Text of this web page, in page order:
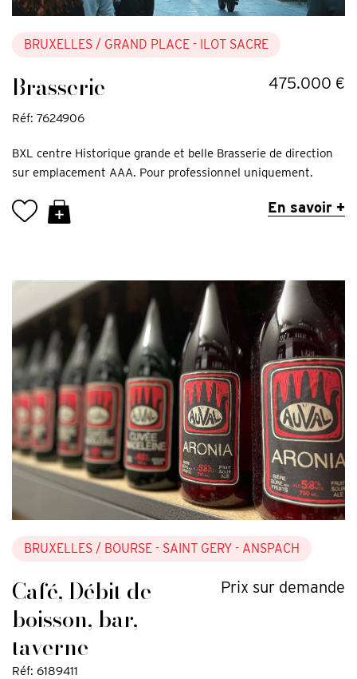
BRUXELLES / GRAND PLACE - ILOT SACRE
Brasserie 475.000 €
Réf: 7624906
BXL centre Historique grande et belle Brasserie de direction
sur emplacement AAA. Pour professionnel uniquement.
En savoir +
BRUXELLES / BOURSE - SAINT GERY - ANSPACH
Café, Débit de
boisson, bar,
taverne
Prix sur demande
Réf: 6189411